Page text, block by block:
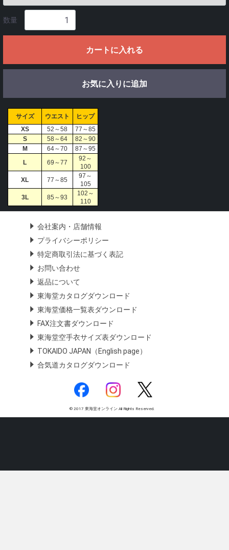
数量
カートに入れる
お気に入りに追加
サイズ ウエスト
ヒップ
XS
52～58
77～85
S
58～64
82～90
M
64～70
87～95
L
69～77
92～
100
XL
77～85
97～
105
3L
85～93
102～
110
会社案内・店舗情報
プライバシーポリシー
特定商取引法に基づく表記
お問い合わせ
返品について
東海堂カタログダウンロード
東海堂価格一覧表ダウンロード
FAX注文書ダウンロード
東海堂空手衣サイズ表ダウンロード
TOKAIDO JAPAN（English page）
合気道カタログダウンロード
© 2017 東海堂オンライン All Rights Reserved.